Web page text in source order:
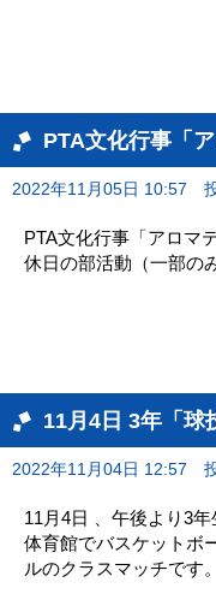
PTA文化行事「
2022年11月05日 10:57
PTA文化行事「アロマ
休日の部活動（一部の
11月4日 3年「球
2022年11月04日 12:57
11月4日 、午後より3
体育館でバスケットボ
ルのクラスマッチです